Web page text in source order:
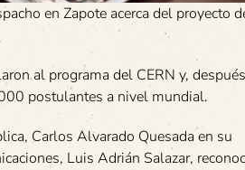
en Zapote acerca del proyecto
al programa del CERN y,
postulantes a nivel mundial.
Carlos Alvarado Quesada en su
Luis Adrián Salazar,